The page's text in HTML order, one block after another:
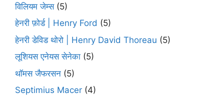
विलियम जेम्स(5)
हेनरी फ़ोर्ड | Henry Ford (5)
हेनरी डेविड थोरो | Henry David Thoreau (5)
लूशियस एनेयस सेनेका (5)
थॉमस जैफरसन (5)
Septimius Macer (4)